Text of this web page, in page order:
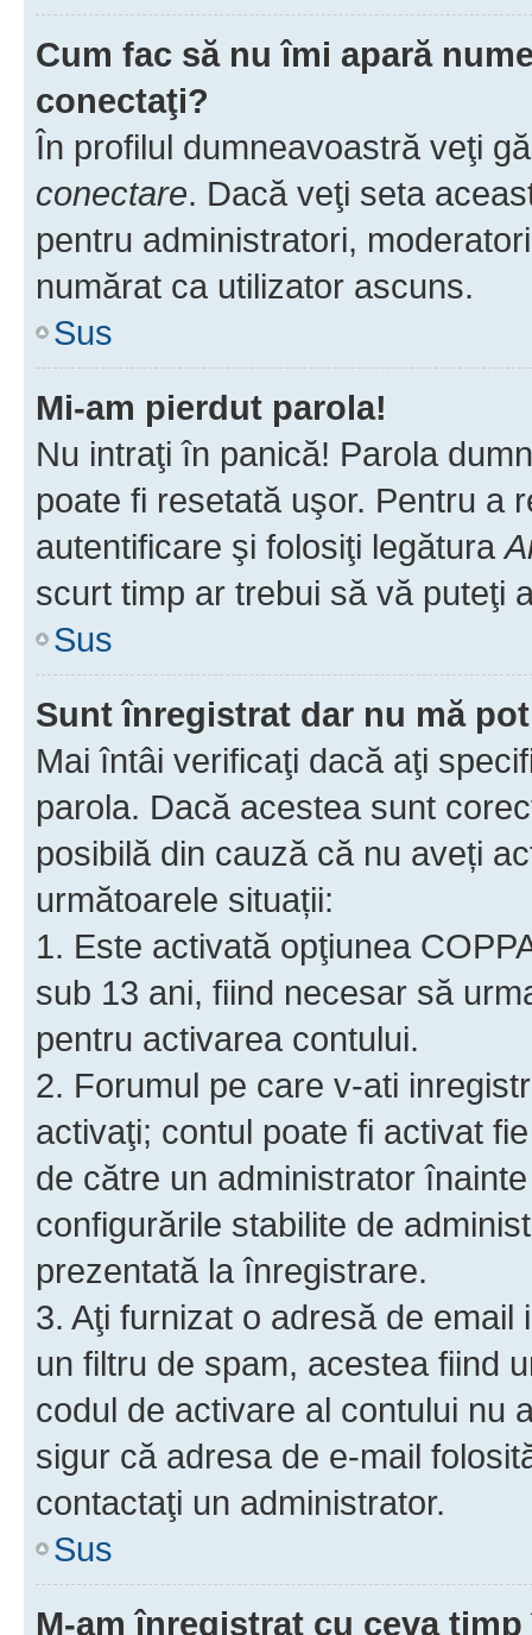
Cum fac să nu îmi apară
conectaţi?
În profilul dumneavoastră veţi
conectare. Dacă veţi seta
pentru administratori,
numărat ca utilizator ascuns.
Sus
Mi-am pierdut parola!
Nu intraţi în panică! Parola
poate fi resetată uşor. Pentru a
autentificare şi folosiţi legătura
scurt timp ar trebui să vă puteţi
Sus
Sunt înregistrat dar nu mă
Mai întâi verificaţi dacă aţi
parola. Dacă acestea sunt
posibilă din cauză că nu aveți
următoarele situații:
1. Este activată opţiunea
sub 13 ani, fiind necesar să
pentru activarea contului.
2. Forumul pe care v-ati
activaţi; contul poate fi activat
de către un administrator
configurările stabilite de
prezentată la înregistrare.
3. Aţi furnizat o adresă de
un filtru de spam, acestea fiind
codul de activare al contului nu
sigur că adresa de e-mail
contactaţi un administrator.
Sus
M-am înregistrat cu ceva